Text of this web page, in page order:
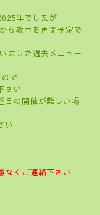
年でしたが
ら教室を再開予定で
ました過去メニュー
で
さい
日の開催が難しい場
い
なくご連絡下さい